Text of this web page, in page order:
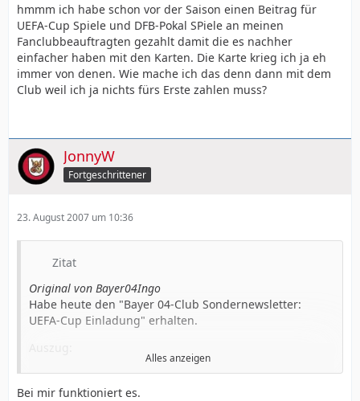
hmmm ich habe schon vor der Saison einen Beitrag für
UEFA-Cup Spiele und DFB-Pokal SPiele an meinen
Fanclubbeauftragten gezahlt damit die es nachher
einfacher haben mit den Karten. Die Karte krieg ich ja eh
immer von denen. Wie mache ich das denn dann mit dem
Club weil ich ja nichts fürs Erste zahlen muss?
JonnyW
Fortgeschrittener
23. August 2007 um 10:36
Zitat
Original von Bayer04Ingo
Habe heute den "Bayer 04-Club Sondernewsletter:
UEFA-Cup Einladung" erhalten.
"Füllen Sie hierzu bittedas beigefügte Bestellformular aus
und lassen uns dieses bis Donnerstag, den 30. August 2007,
Alles anzeigen
Bei mir funktioniert es.